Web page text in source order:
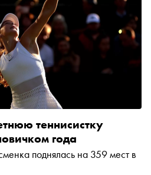
теннисистку
года
поднялась на 359 мест в